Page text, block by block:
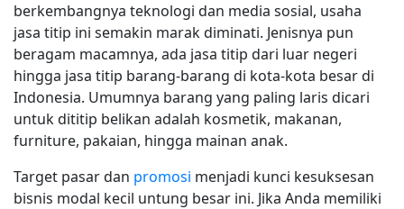
berkembangnya teknologi dan media sosial, usaha
jasa titip ini semakin marak diminati. Jenisnya pun
beragam macamnya, ada jasa titip dari luar negeri
hingga jasa titip barang-barang di kota-kota besar di
Indonesia. Umumnya barang yang paling laris dicari
untuk dititip belikan adalah kosmetik, makanan,
furniture, pakaian, hingga mainan anak.
Target pasar dan promosi menjadi kunci kesuksesan
bisnis modal kecil untung besar ini. Jika Anda memiliki